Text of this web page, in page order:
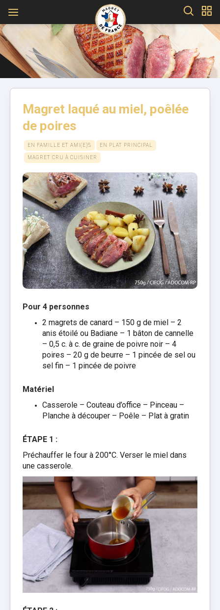
Magret laqué au miel, poêlée
de poires
EN FAMILLE ET AMI(E)S EN PLAT PRINCIPAL
MAGRET CRU À CUISINER
Pour 4 personnes
2 magrets de canard – 150 g de miel – 2
anis étoilé ou Badiane – 1 bâton de cannelle
– 0,5 c. à c. de graine de poivre noir – 4
poires – 20 g de beurre – 1 pincée de sel ou
sel fin – 1 pincée de poivre
Matériel
Casserole – Couteau d’office – Pinceau –
Planche à découper – Poêle – Plat à gratin
ÉTAPE 1 :
Préchauffer le four à 200°C. Verser le miel dans
une casserole.